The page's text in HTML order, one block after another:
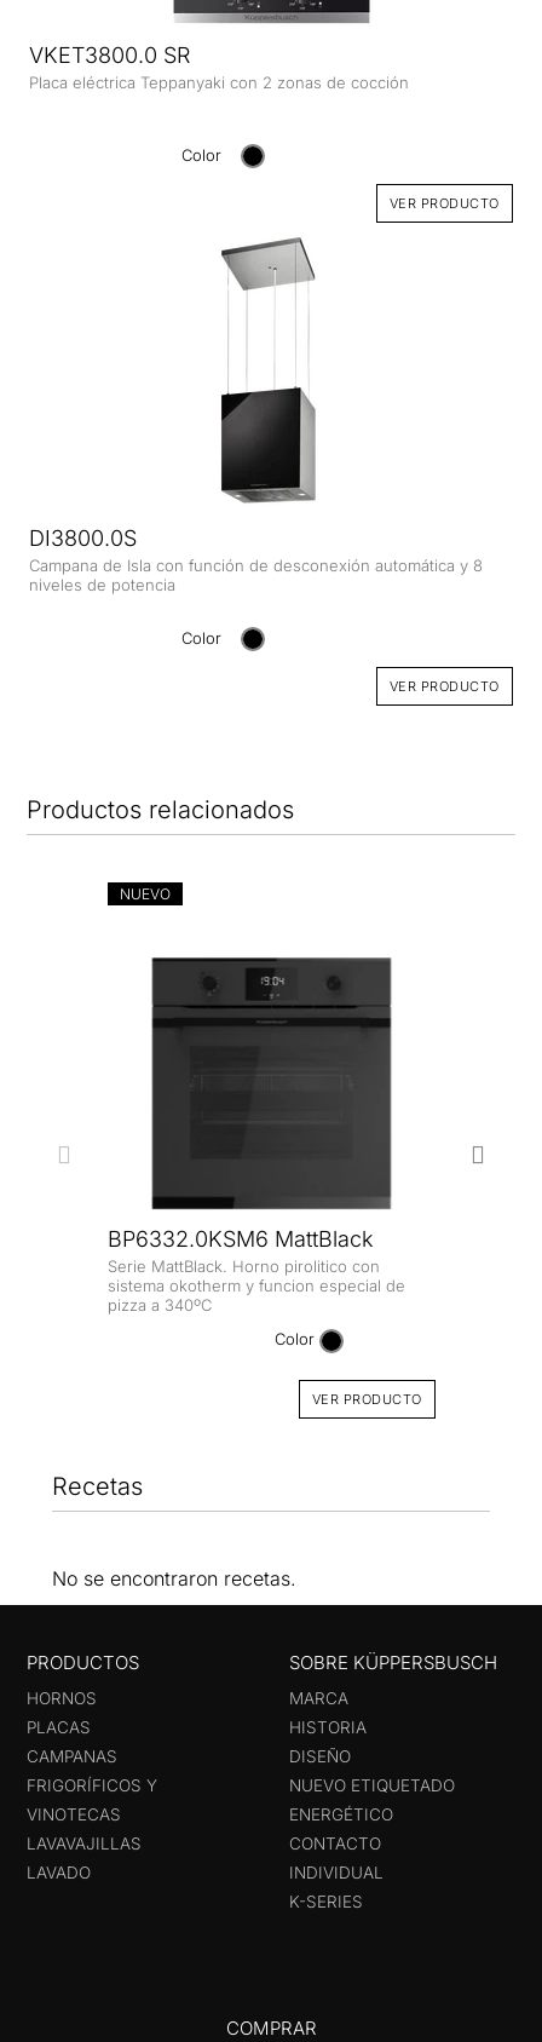
VKET3800.0 SR
Placa eléctrica Teppanyaki con 2 zonas de cocción
Color
VER PRODUCTO
DI3800.0S
Campana de Isla con función de desconexión automática y 8
niveles de potencia
Color
VER PRODUCTO
Productos relacionados
NUEVO
BP6332.0KSM6 MattBlack
Serie MattBlack. Horno pirolitico con
sistema okotherm y funcion especial de
pizza a 340ºC
Color
VER PRODUCTO
Recetas
No se encontraron recetas.
PRODUCTOS
HORNOS
PLACAS
CAMPANAS
FRIGORÍFICOS Y
VINOTECAS
LAVAVAJILLAS
LAVADO
SOBRE KÜPPERSBUSCH
MARCA
HISTORIA
DISEÑO
NUEVO ETIQUETADO
ENERGÉTICO
CONTACTO
INDIVIDUAL
K-SERIES
COMPRAR